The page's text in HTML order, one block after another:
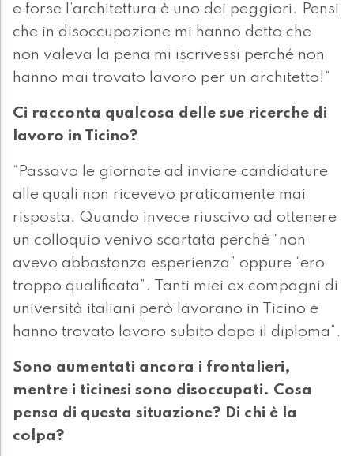
e forse l’architettura è uno dei peggiori. Pensi
che in disoccupazione mi hanno detto che
non valeva la pena mi iscrivessi perché non
hanno mai trovato lavoro per un architetto!”
Ci racconta qualcosa delle sue ricerche di
lavoro in Ticino?
“Passavo le giornate ad inviare candidature
alle quali non ricevevo praticamente mai
risposta. Quando invece riuscivo ad ottenere
un colloquio venivo scartata perché “non
avevo abbastanza esperienza” oppure “ero
troppo qualificata”. Tanti miei ex compagni di
università italiani però lavorano in Ticino e
hanno trovato lavoro subito dopo il diploma”.
Sono aumentati ancora i frontalieri,
mentre i ticinesi sono disoccupati. Cosa
pensa di questa situazione? Di chi è la
colpa?